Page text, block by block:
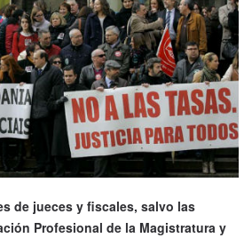
de jueces y fiscales, salvo las
Profesional de la Magistratura y